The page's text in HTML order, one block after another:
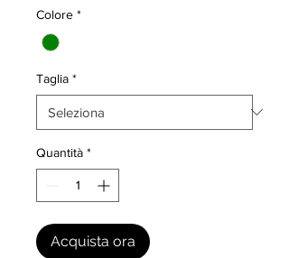
Colore *
Taglia *
Quantità *
Acquista ora